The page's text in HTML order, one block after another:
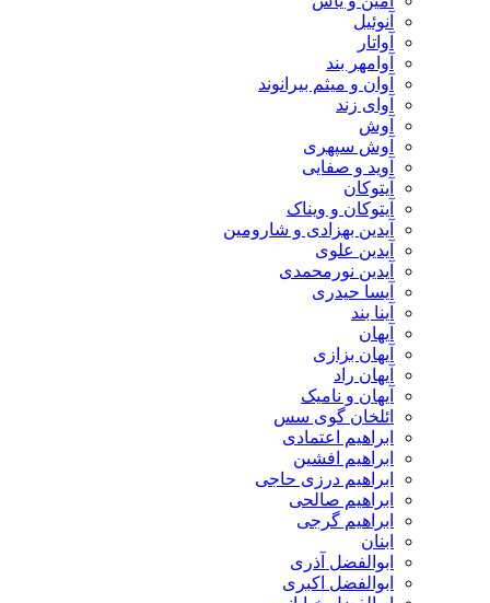
آنوئیل
آواتار
آوامهر بند
آوان و میثم بیرانوند
آوای زند
آوش
آوش سپهری
آوید و صفایی
آیتوکان
آیتوکان و ویناک
آیدین بهزادی و شارومین
آیدین علوی
آیدین نورمحمدی
آیسا حیدری
آینا بند
آیهان
آیهان بزازی
آیهان راد
آیهان و نامیک
ائلخان گوی سس
ابراهیم اعتمادی
ابراهیم افشین
ابراهیم درزی حاجی
ابراهیم صالحی
ابراهیم گرجی
ابنان
ابوالفضل آذری
ابوالفضل اکبری